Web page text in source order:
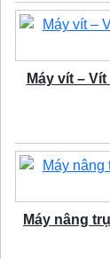
Máy vít –
Máy nâng